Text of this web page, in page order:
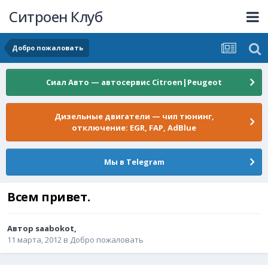
Ситроен Клуб
Добро пожаловать
Сиал Авто — автосервис Citroen|Peugeot
Дизельные двигатели — чип тюнинг,
отключение: EGR, FAP, AdBlue
Мы в Telegram
Всем привет.
Автор saabokot,
11 марта, 2012 в Добро пожаловать